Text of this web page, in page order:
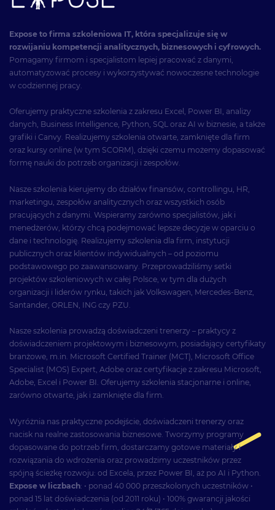
Expose to firma szkoleniowa IT, która specjalizuje się w
rozwijaniu kompetencji analitycznych, biznesowych i cyfrowych.
Pomagamy firmom i specjalistom lepiej pracować z danymi,
automatyzować procesy i wykorzystywać nowoczesne technologie
w codziennej pracy.
Oferujemy praktyczne szkolenia z zakresu Excel, Power BI, analizy
danych, Business Intelligence, Python, SQL oraz AI w biznesie, a także
grafiki i Canvy. Realizujemy szkolenia otwarte, zamknięte dla firm
oraz kursy online (w tym SCORM), dzięki czemu możemy dopasować
formę nauki do potrzeb organizacji i zespołów.
Nasze szkolenia kierujemy do działów finansów, controllingu, HR,
marketingu, zespołów analitycznych oraz wszystkich osób
pracujących z danymi. Wspieramy zarówno specjalistów, jak i
menedżerów, którzy chcą podejmować lepsze decyzje w oparciu o
dane i technologię. Realizujemy szkolenia dla firm, instytucji
publicznych oraz klientów indywidualnych – od poziomu
podstawowego po zaawansowany. Przeprowadziliśmy setki
projektów szkoleniowych w całej Polsce, w tym dla dużych
organizacji i liderów rynku, takich jak Volkswagen, Mercedes-Benz,
Santander, ORLEN, ING czy PZU.
Nasze szkolenia prowadzą doświadczeni trenerzy – praktycy z
doświadczeniem projektowym i biznesowym, posiadający certyfikaty
branżowe, m.in. Microsoft Certified Trainer (MCT), Microsoft Office
Specialist (MOS) Expert, Adobe oraz certyfikacje z zakresu Microsoft,
Adobe, Excel i Power BI. Oferujemy szkolenia stacjonarne i online,
zarówno otwarte, jak i zamknięte dla firm.
Wyróżnia nas praktyczne podejście, doświadczeni trenerzy oraz
nacisk na realne zastosowania biznesowe. Tworzymy programy
dopasowane do potrzeb firm, dostarczamy gotowe materiały i
rozwiązania do wdrożenia oraz prowadzimy uczestników przez
spójną ścieżkę rozwoju: od Excela, przez Power BI, aż po AI i Python.
Expose w liczbach: • ponad 40 000 przeszkolonych uczestników •
ponad 15 lat doświadczenia (od 2011 roku) • 100% gwarancji jakości